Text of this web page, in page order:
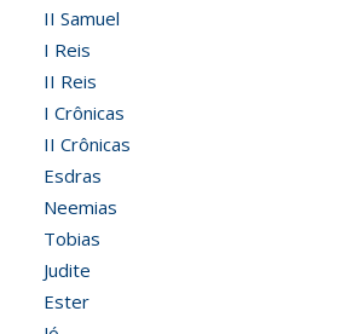
II Samuel
I Reis
II Reis
I Crônicas
II Crônicas
Esdras
Neemias
Tobias
Judite
Ester